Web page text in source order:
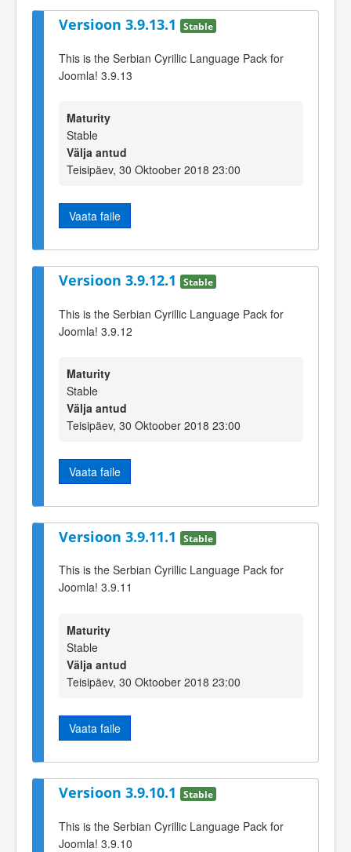
Versioon 3.9.13.1 Stable
This is the Serbian Cyrillic Language Pack for
Joomla! 3.9.13
Maturity
Stable
Välja antud
Teisipäev, 30 Oktoober 2018 23:00
Vaata faile
Versioon 3.9.12.1 Stable
This is the Serbian Cyrillic Language Pack for
Joomla! 3.9.12
Maturity
Stable
Välja antud
Teisipäev, 30 Oktoober 2018 23:00
Vaata faile
Versioon 3.9.11.1 Stable
This is the Serbian Cyrillic Language Pack for
Joomla! 3.9.11
Maturity
Stable
Välja antud
Teisipäev, 30 Oktoober 2018 23:00
Vaata faile
Versioon 3.9.10.1 Stable
This is the Serbian Cyrillic Language Pack for
Joomla! 3.9.10